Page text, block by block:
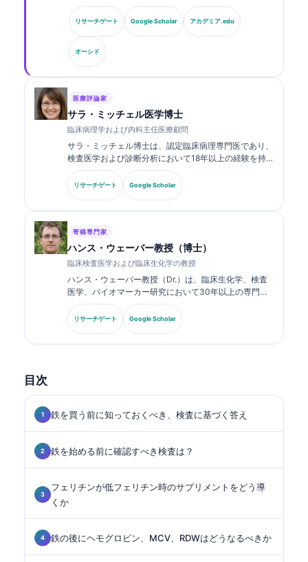
査医学およびAI支援による臨床解析に関する豊富な経
験を有しています。Kantesti AIにおける最高医療責任
者（CMO）として、同社の独自のニューラルネットワ
ークの医療的正確性に関する臨床的監督を行っていま
す。クライン博士は、バイオマーカーの解釈および検
査医学に関する研究・論文を幅広く発表しています。.
リサーチゲート Google Scholar アカデミア.edu
オーシド
医療評論家
サラ・ミッチェル医学博士
臨床病理学および内科主任医療顧問
サラ・ミッチェル博士は、認定臨床病理専門医であり、
検査医学および診断分析において18年以上の経験を持
ちます。臨床化学の専門資格を有し、臨床現場における
バイオマーカーパネルおよび検査分析について、幅広く
発表しています。.
リサーチゲート Google Scholar
寄稿専門家
ハンス・ウェーバー教授（博士）
臨床検査医学および臨床生化学の教授
ハンス・ウェーバー教授（Dr.）は、臨床生化学、検査
医学、バイオマーカー研究において30年以上の専門知
識を持ちます。ドイツ臨床化学会の元会長であり、診断
パネル解析、バイオマーカーの標準化、AI支援による検
査医学を専門としています。.
リサーチゲート Google Scholar
目次
鉄を買う前に知っておくべき、検査に基づく答え
鉄を始める前に確認すべき検査は？
フェリチンが低フェリチン時のサプリメントをどう導
くか
鉄の後にヘモグロビン、MCV、RDWはどうなるべきか